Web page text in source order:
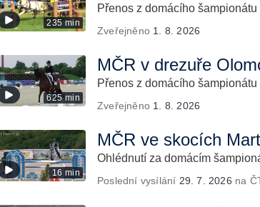
235 min
Přenos z domácího šampionátu
Zveřejněno 1. 8. 2026
625 min
MČR v drezuře
Přenos z domácího šampionátu
Zveřejněno 1. 8. 2026
16 min
MČR ve skocích
Ohlédnutí za domácím
Poslední vysílání 29. 7. 2026 na